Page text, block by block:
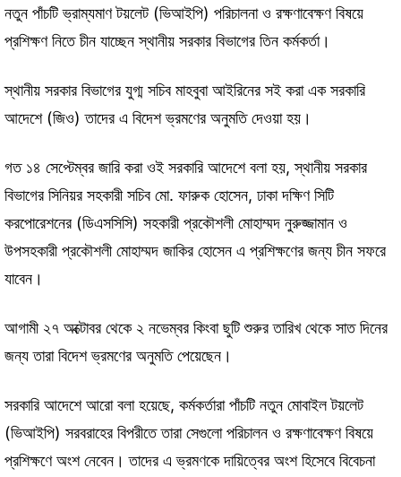
নতুন পাঁচটি ভ্রাম্যমাণ টয়লেট (ভিআইপি) পরিচালনা ও রক্ষণাবেক্ষণ বিষয়ে
প্রশিক্ষণ নিতে চীন যাচ্ছেন স্থানীয় সরকার বিভাগের তিন কর্মকর্তা।
স্থানীয় সরকার বিভাগের যুগ্ম সচিব মাহবুবা আইরিনের সই করা এক সরকারি
আদেশে (জিও) তাদের এ বিদেশ ভ্রমণের অনুমতি দেওয়া হয়।
গত ১৪ সেপ্টেম্বর জারি করা ওই সরকারি আদেশে বলা হয়, স্থানীয় সরকার
বিভাগের সিনিয়র সহকারী সচিব মো. ফারুক হোসেন, ঢাকা দক্ষিণ সিটি
করপোরেশনের (ডিএসসিসি) সহকারী প্রকৌশলী মোহাম্মদ নুরুজ্জামান ও
উপসহকারী প্রকৌশলী মোহাম্মদ জাকির হোসেন এ প্রশিক্ষণের জন্য চীন সফরে
যাবেন।
আগামী ২৭ অক্টোবর থেকে ২ নভেম্বর কিংবা ছুটি শুরুর তারিখ থেকে সাত দিনের
জন্য তারা বিদেশ ভ্রমণের অনুমতি পেয়েছেন।
সরকারি আদেশে আরো বলা হয়েছে, কর্মকর্তারা পাঁচটি নতুন মোবাইল টয়লেট
(ভিআইপি) সরবরাহের বিপরীতে তারা সেগুলো পরিচালন ও রক্ষণাবেক্ষণ বিষয়ে
প্রশিক্ষণে অংশ নেবেন। তাদের এ ভ্রমণকে দায়িত্বের অংশ হিসেবে বিবেচনা